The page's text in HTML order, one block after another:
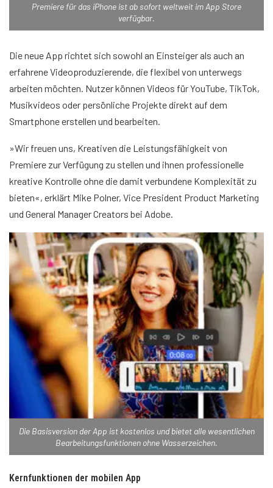
Premiere für das iPhone ist ab sofort weltweit im App Store
verfügbar.
Die neue App richtet sich sowohl an Einsteiger als auch an
erfahrene Videoproduzierende, die flexibel von unterwegs
arbeiten möchten. Nutzer können Videos für YouTube, TikTok,
Musikvideos oder persönliche Projekte direkt auf dem
Smartphone erstellen und bearbeiten.
»Wir freuen uns, Kreativen die Leistungsfähigkeit von
Premiere zur Verfügung zu stellen und ihnen professionelle
kreative Kontrolle ohne die damit verbundene Komplexität zu
bieten«, erklärt Mike Polner, Vice President Product Marketing
und General Manager Creators bei Adobe.
Die Basisversion der App ist kostenlos und bietet alle wesentlichen
Bearbeitungsfunktionen ohne Wasserzeichen.
Kernfunktionen der mobilen App